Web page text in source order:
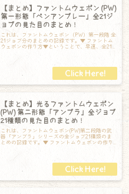
【まとめ】ファントムウェポン (PW)
第一形態「ペンアンブレー」全21ジ
ョブの見た目のまとめ！
これは、ファントムウェポン（PW）第一段階 全
21ジョブ分のまとめの記録です。▼ ファントム
ウェポンの作り方▼ということで、早速、全21
【まとめ】光るファントムウェポン
(PW) 第二形態「アンブラ」全ジョブ
21種類の見た目のまとめ！
これは、ファントムウェポン(PW)第二段階の武
器「アンブラ」シリーズの全ジョブ21種類のま
とめの記録です。▼ ファントムウェポンの作り